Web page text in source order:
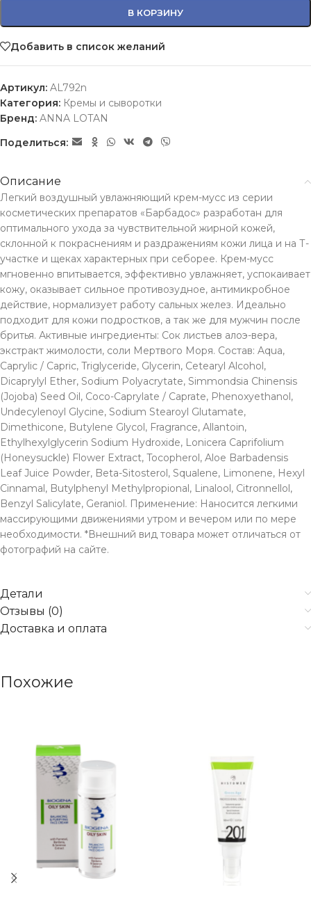
В КОРЗИНУ
Добавить в список желаний
Артикул: AL792n
Категория: Кремы и сыворотки
Бренд: ANNA LOTAN
Поделиться:
Описание
Легкий воздушный увлажняющий крем-мусс из серии
косметических препаратов «Барбадос» разработан для
оптимального ухода за чувствительной жирной кожей,
склонной к покраснениям и раздражениям кожи лица и на Т-
участке и щеках характерных при себорее. Крем-мусс
мгновенно впитывается, эффективно увлажняет, успокаивает
кожу, оказывает сильное противозудное, антимикробное
действие, нормализует работу сальных желез. Идеально
подходит для кожи подростков, а так же для мужчин после
бритья. Активные ингредиенты: Сок листьев алоэ-вера,
экстракт жимолости, соли Мертвого Моря. Состав: Aqua,
Caprylic / Capric, Triglyceride, Glycerin, Cetearyl Alcohol,
Dicaprylyl Ether, Sodium Polyacrytate, Simmondsia Chinensis
(Jojoba) Seed Oil, Coco-Caprylate / Caprate, Phenoxyethanol,
Undecylenoyl Glycine, Sodium Stearoyl Glutamate,
Dimethicone, Butylene Glycol, Fragrance, Allantoin,
Ethylhexylglycerin Sodium Hydroxide, Lonicera Caprifolium
(Honeysuckle) Flower Extract, Tocopherol, Aloe Barbadensis
Leaf Juice Powder, Beta-Sitosterol, Squalene, Limonene, Hexyl
Cinnamal, Butylphenyl Methylpropional, Linalool, Citronnellol,
Benzyl Salicylate, Geraniol. Применение: Наносится легкими
массирующими движениями утром и вечером или по мере
необходимости. *Внешний вид товара может отличаться от
фотографий на сайте.
Детали
Отзывы (0)
Доставка и оплата
Похожие